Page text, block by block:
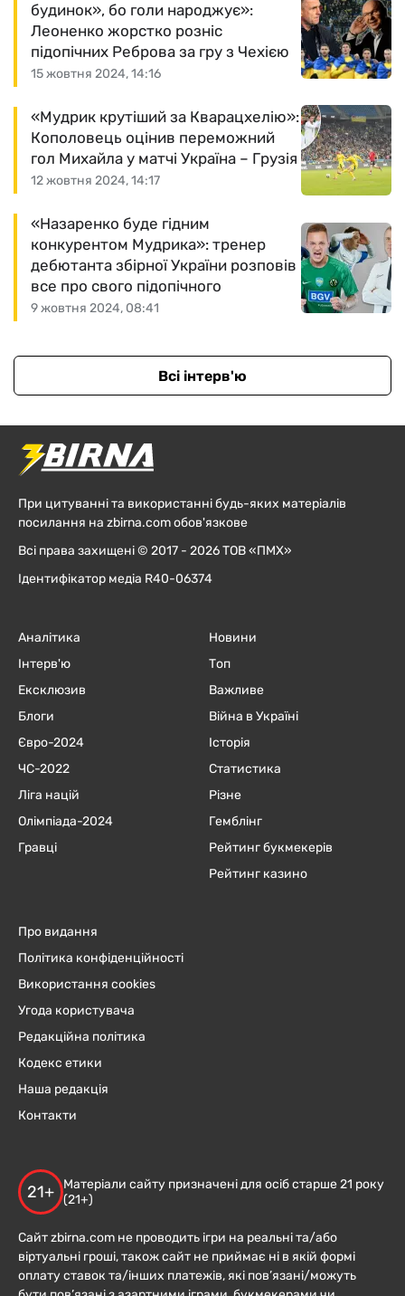
15 жовтня 2024, 14:16
будинок», бо голи народжує»:
Леоненко жорстко розніс
підопічних Реброва за гру з Чехією
12 жовтня 2024, 14:17
«Мудрик крутіший за Кварацхелію»:
Кополовець оцінив переможний
гол Михайла у матчі Україна – Грузія
9 жовтня 2024, 08:41
«Назаренко буде гідним
конкурентом Мудрика»: тренер
дебютанта збірної України розповів
все про свого підопічного
Всі інтерв'ю
При цитуванні та використанні будь-яких матеріалів
посилання на zbirna.com обов'язкове
Всі права захищені © 2017 - 2026 ТОВ «ПМХ»
Ідентифікатор медіа R40-06374
Аналітика
Інтерв'ю
Ексклюзив
Блоги
Євро-2024
ЧC-2022
Ліга націй
Олімпіада-2024
Гравці
Новини
Топ
Важливе
Війна в Україні
Історія
Статистика
Різне
Гемблінг
Рейтинг букмекерів
Рейтинг казино
Про видання
Політика конфіденційності
Використання cookies
Угода користувача
Редакційна політика
Кодекс етики
Наша редакція
Контакти
21+
Матеріали сайту призначені для осіб старше 21 року
(21+)
Сайт zbirna.com не проводить ігри на реальні та/або
віртуальні гроші, також сайт не приймає ні в якій формі
оплату ставок та/інших платежів, які пов’язані/можуть